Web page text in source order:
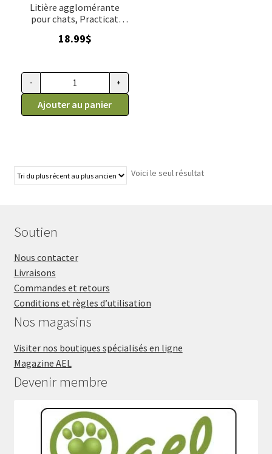
Litière agglomérante
pour chats, Practicat
18.99$
quantité de Litière agglomérante pour chats, Practicat 14kg
- +
Ajouter au panier
Voici le seul résultat
Soutien
Nous contacter
Livraisons
Commandes et retours
Conditions et règles d’utilisation
Nos magasins
Visiter nos boutiques spécialisés en ligne
Magazine AEL
Devenir membre